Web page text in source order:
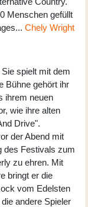
Menschen gefüllt
Chely Wright
spielt mit dem
Bühne gehört ihr
ihrem neuen
wie ihre alten
Drive".
der Abend mit
des Festivals zum
zu ehren. Mit
bringt er die
vom Edelsten
andere Spieler